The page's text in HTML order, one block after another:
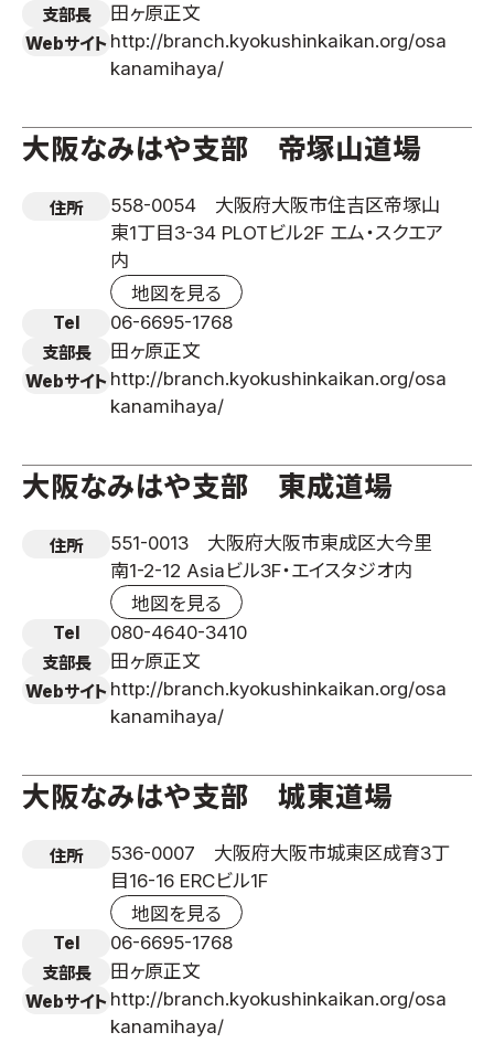
支部長 田ヶ原正文
Webサイト http://branch.kyokushinkaikan.org/osa
kanamihaya/
大阪なみはや支部 帝塚山道場
住所
558-0054 大阪府大阪市住吉区帝塚山
東1丁目3-34 PLOTビル2F エム・スクエア
内
地図を見る
Tel 06-6695-1768
支部長 田ヶ原正文
Webサイト http://branch.kyokushinkaikan.org/osa
kanamihaya/
大阪なみはや支部 東成道場
住所
551-0013 大阪府大阪市東成区大今里
南1-2-12 Asiaビル3F・エイスタジオ内
地図を見る
Tel 080-4640-3410
支部長 田ヶ原正文
Webサイト http://branch.kyokushinkaikan.org/osa
kanamihaya/
大阪なみはや支部 城東道場
住所
536-0007 大阪府大阪市城東区成育3丁
目16-16 ERCビル1F
地図を見る
Tel 06-6695-1768
支部長 田ヶ原正文
Webサイト http://branch.kyokushinkaikan.org/osa
kanamihaya/